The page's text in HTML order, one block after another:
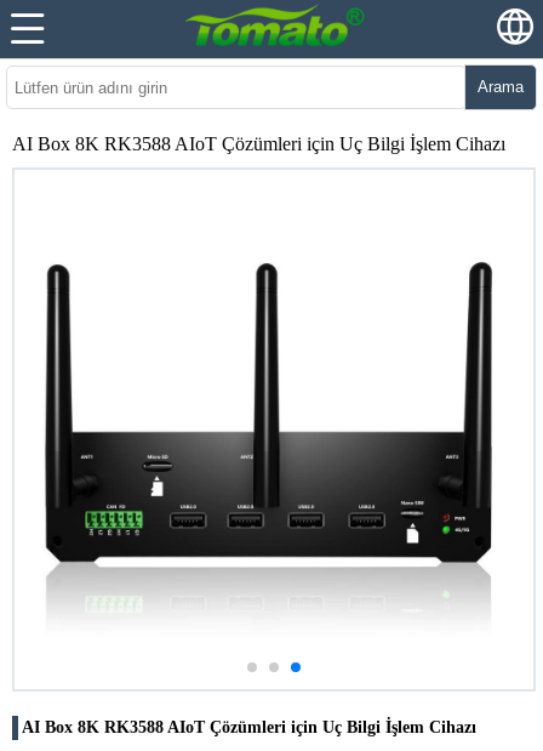
Arama
AI Box 8K RK3588 AIoT Çözümleri için Uç Bilgi İşlem Cihazı
AI Box 8K RK3588 AIoT Çözümleri için Uç Bilgi İşlem Cihazı